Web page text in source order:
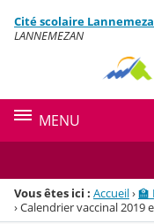
Menu de la rubrique
Contenu
Cité scolaire
LANNEMEZAN
MENU
Vous êtes ici : Accueil›🏫
›Calendrier vaccinal 2019